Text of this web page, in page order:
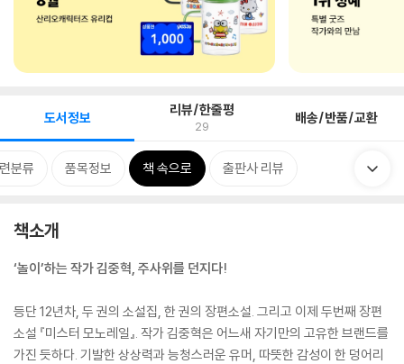
도서정보 리뷰/한줄평
29 배송/반품/교환
분류 품목정보 책 속으로 출판사 리뷰
책소개
‘놀이’하는 작가 김중혁, 주사위를 던지다!
등단 12년차, 두 권의 소설집, 한 권의 장편소설. 그리고 이제 두번째 장편
소설 『미스터 모노레일』. 작가 김중혁은 어느새 자기만의 고유한 브랜드를
가진 듯하다. 기발한 상상력과 능청스러운 유머, 따뜻한 감성이 한 덩어리